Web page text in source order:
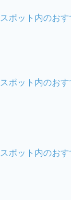
スポット内のお
スポット内のお
スポット内のお